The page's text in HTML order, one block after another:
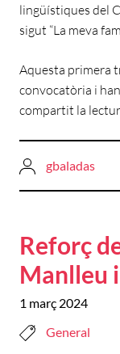
lingüístiques del
sigut “La meva
Aquesta primera
convocatòria i
compartit la
gbaladas
Reforç
Manlleu
1 març 2024
General